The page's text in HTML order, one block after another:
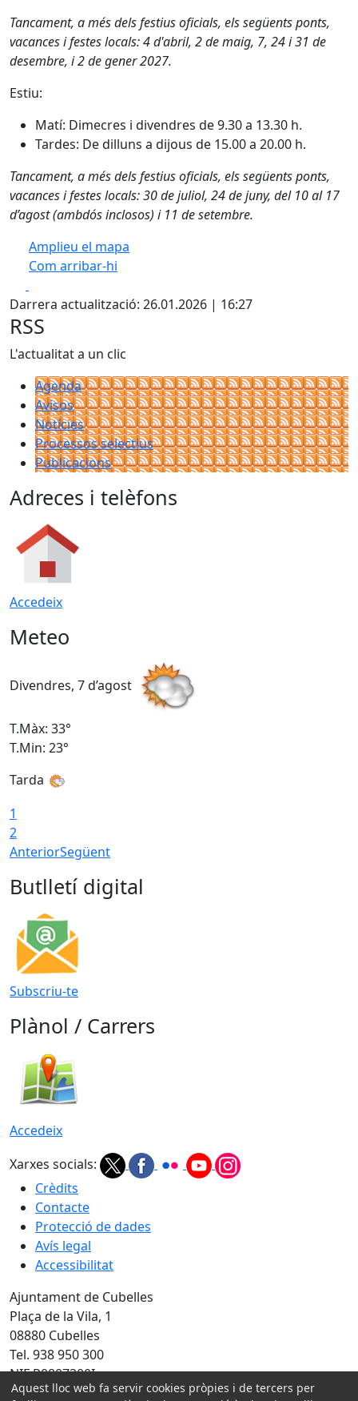
Tancament, a més dels festius oficials, els següents ponts,
vacances i festes locals: 4 d'abril, 2 de maig, 7, 24 i 31 de
desembre, i 2 de gener 2027.
Estiu:
Matí: Dimecres i divendres de 9.30 a 13.30 h.
Tardes: De dilluns a dijous de 15.00 a 20.00 h.
Tancament, a més dels festius oficials, els següents ponts,
vacances i festes locals: 30 de juliol, 24 de juny, del 10 al 17
d’agost (ambdós inclosos) i 11 de setembre.
Amplieu el mapa
Com arribar-hi
+
−
Darrera actualització: 26.01.2026 | 16:27
RSS
L'actualitat a un clic
Agenda
Avisos
Notícies
Processos selectius
Publicacions
Adreces i telèfons
Accedeix
Meteo
Divendres, 7 d’agost
T.Màx: 33°
T.Min: 23°
Tarda
1
2
AnteriorSegüent
Butlletí digital
Subscriu-te
Plànol / Carrers
Accedeix
Xarxes socials:
Crèdits
Contacte
Protecció de dades
Avís legal
Accessibilitat
Ajuntament de Cubelles
Plaça de la Vila, 1
08880 Cubelles
Tel. 938 950 300
NIF P0807300I
Aquest lloc web fa servir cookies pròpies i de tercers per